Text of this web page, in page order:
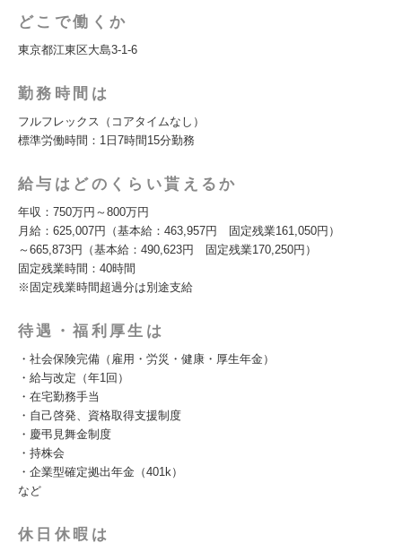
どこで働くか
東京都江東区大島3-1-6
勤務時間は
フルフレックス（コアタイムなし）
標準労働時間：1日7時間15分勤務
給与はどのくらい貰えるか
年収：750万円～800万円
月給：625,007円（基本給：463,957円 固定残業161,050円）
～665,873円（基本給：490,623円 固定残業170,250円）
固定残業時間：40時間
※固定残業時間超過分は別途支給
待遇・福利厚生は
・社会保険完備（雇用・労災・健康・厚生年金）
・給与改定（年1回）
・在宅勤務手当
・自己啓発、資格取得支援制度
・慶弔見舞金制度
・持株会
・企業型確定拠出年金（401k）
など
休日休暇は